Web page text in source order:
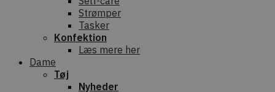
Strømper
Tasker
Konfektion
Læs mere her
Dame
Tøj
Nyheder